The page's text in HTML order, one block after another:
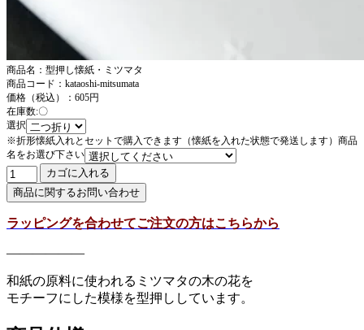
商品名：型押し懐紙・ミツマタ
商品コード：kataoshi-mitsumata
価格（税込）：605円
在庫数:〇
選択
※折形懐紙入れとセットで購入できます（懐紙を入れた状態で発送します）商品
名をお選び下さい
ラッピングを合わせてご注文の方はこちらから
——————
和紙の原料に使われるミツマタの木の花を
モチーフにした模様を型押ししています。